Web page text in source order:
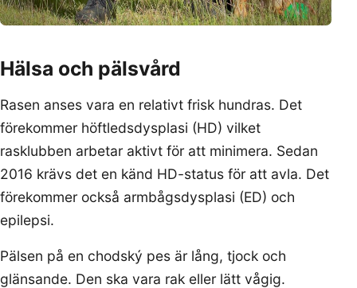
Hälsa och pälsvård
Rasen anses vara en relativt frisk hundras. Det
förekommer höftledsdysplasi (HD) vilket
rasklubben arbetar aktivt för att minimera. Sedan
2016 krävs det en känd HD-status för att avla. Det
förekommer också armbågsdysplasi (ED) och
epilepsi.
Pälsen på en chodský pes är lång, tjock och
glänsande. Den ska vara rak eller lätt vågig.